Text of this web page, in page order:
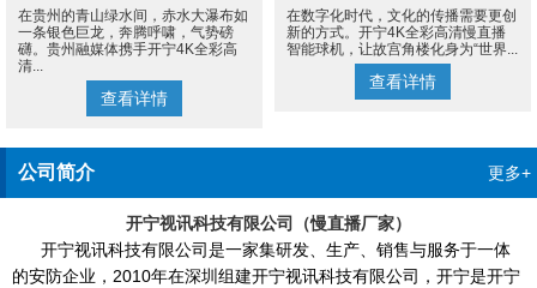
宁4K慢直播摄像机
在贵州的青山绿水间，赤水大瀑布如
一条银色巨龙，奔腾呼啸，气势磅
礴。贵州融媒体携手开宁4K全彩高
清...
查看详情
宫角楼成为世界的文化客厅
在数字化时代，文化的传播需要更创
新的方式。开宁4K全彩高清慢直播
智能球机，让故宫角楼化身为“世界...
查看详情
公司简介 更多+
开宁视讯科技有限公司（慢直播厂家）
开宁视讯科技有限公司是一家集研发、生产、销售与服务于一体
的安防企业，2010年在深圳组建开宁视讯科技有限公司，开宁是开宁